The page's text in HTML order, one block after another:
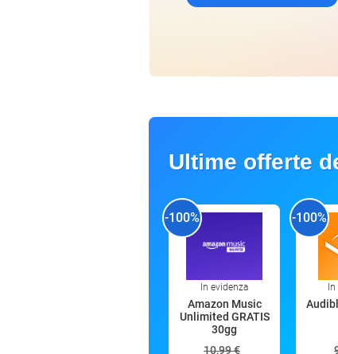
Ultime offerte
-100%
In evidenza
Amazon Music
Unlimited GRATIS
30gg
10,99 €
-100%
In